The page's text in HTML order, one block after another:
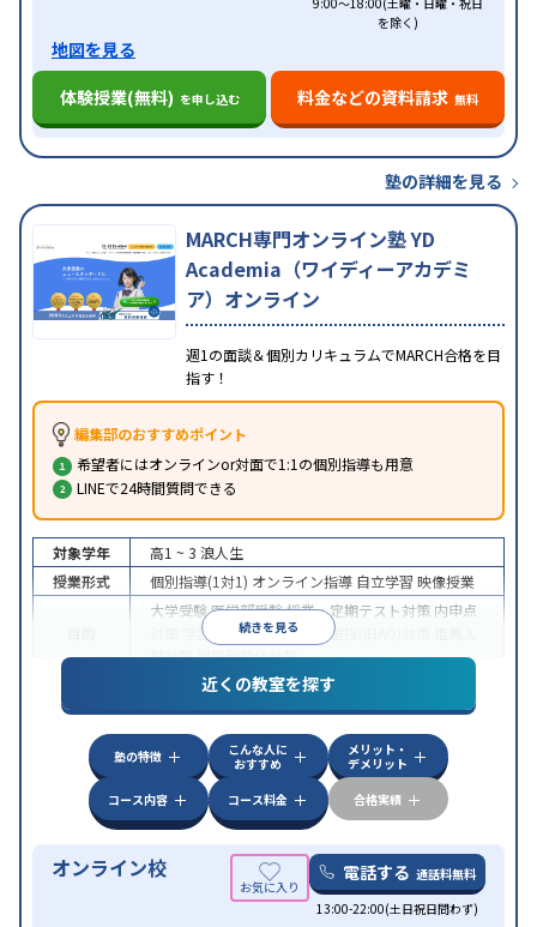
を除く)
地図を見る
体験授業(無料) を申し込む 料金などの資料請求 無料
塾の詳細を見る
MARCH専門オンライン塾 YD
Academia（ワイディーアカデミ
ア）オンライン
週1の面談＆個別カリキュラムでMARCH合格を目
指す！
編集部のおすすめポイント
希望者にはオンラインor対面で1:1の個別指導も用意
LINEで24時間質問できる
続きを見る
対象学年 高1 ~ 3 浪人生
授業形式
個別指導(1対1) オンライン指導 自立学習 映像授業
大学受験医学部受験授業・定期テスト対策 内申点
学習習慣の定着 総合型選抜(旧AO)対策
試対策学校別特化対策
特徴
中高一貫校生に対応授業の振替可能
学習にPC・タブレットを利用オンライン対応1
科目から受講可能
近くの教室を探す
塾の特徴
こんな人に
おすすめ
メリット・
デメリット
コース内容
コース料金 合格実績
オンライン校 電話する 通話料無料
13:00-22:00(土日祝日問わず)